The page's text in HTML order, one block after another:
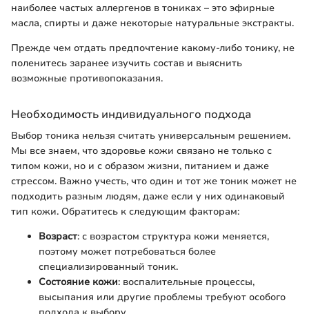
наиболее частых аллергенов в тониках – это эфирные
масла, спирты и даже некоторые натуральные экстракты.
Прежде чем отдать предпочтение какому-либо тонику, не
поленитесь заранее изучить состав и выяснить
возможные противопоказания.
Необходимость индивидуального подхода
Выбор тоника нельзя считать универсальным решением.
Мы все знаем, что здоровье кожи связано не только с
типом кожи, но и с образом жизни, питанием и даже
стрессом. Важно учесть, что один и тот же тоник может не
подходить разным людям, даже если у них одинаковый
тип кожи. Обратитесь к следующим факторам:
Возраст: с возрастом структура кожи меняется,
поэтому может потребоваться более
специализированный тоник.
Состояние кожи: воспалительные процессы,
высыпания или другие проблемы требуют особого